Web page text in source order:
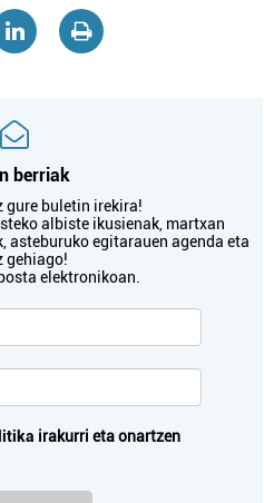
berriak
gure buletin irekira!
albiste ikusienak, martxan
asteburuko egitarauen agenda eta
gehiago!
elektronikoan.
irakurri eta onartzen